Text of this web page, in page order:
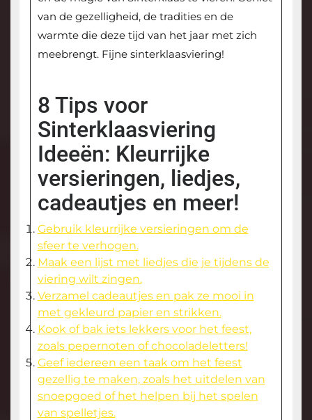
van de gezelligheid, de tradities en de
warmte die deze tijd van het jaar met zich
meebrengt. Fijne sinterklaasviering!
8 Tips voor
Sinterklaasviering
Ideeën: Kleurrijke
versieringen, liedjes,
cadeautjes en meer!
Gebruik kleurrijke versieringen om de
sfeer te verhogen.
Maak een lijst met liedjes die je tijdens de
viering wilt zingen.
Verzamel cadeautjes en pak ze mooi in
met gekleurd papier en strikken.
Kook of bak iets lekkers voor het feest,
zoals pepernoten of chocoladeletters!
Geef iedereen een taak om het feest
gezellig te maken, zoals het uitdelen van
snoepgoed of het helpen bij het spelen
van spelletjes.